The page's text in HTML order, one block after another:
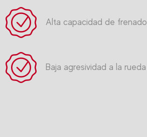
Alta capacidad de frenado
Baja agresividad a la rueda